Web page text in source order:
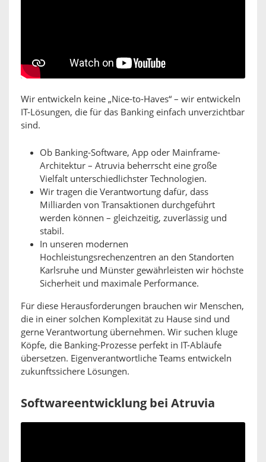
Wir entwickeln keine „Nice-to-Haves“ – wir entwickeln
IT-Lösungen, die für das Banking einfach unverzichtbar
sind.
Ob Banking-Software, App oder Mainframe-
Architektur – Atruvia beherrscht eine große
Vielfalt unterschiedlichster Technologien.
Wir tragen die Verantwortung dafür, dass
Milliarden von Transaktionen durchgeführt
werden können – gleichzeitig, zuverlässig und
stabil.
In unseren modernen
Hochleistungsrechenzentren an den Standorten
Karlsruhe und Münster gewährleisten wir höchste
Sicherheit und maximale Performance.
Für diese Herausforderungen brauchen wir Menschen,
die in einer solchen Komplexität zu Hause sind und
gerne Verantwortung übernehmen. Wir suchen kluge
Köpfe, die Banking-Prozesse perfekt in IT-Abläufe
übersetzen. Eigenverantwortliche Teams entwickeln
zukunftssichere Lösungen.
Softwareentwicklung bei Atruvia